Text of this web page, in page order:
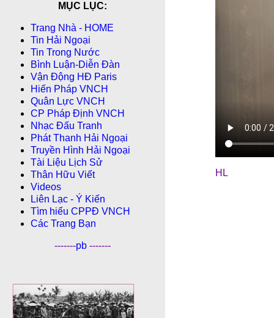
MỤC LỤC:
Trang Nhà - HOME
Tin Hải Ngoại
Tin Trong Nước
Bình Luận-Diễn Ðàn
Vận Động HĐ Paris
Hiến Pháp VNCH
Quân Lực VNCH
CP Pháp Ðịnh VNCH
Nhạc Đấu Tranh
Phát Thanh Hải Ngoại
Truyền Hình Hải Ngoại
Tài Liệu Lịch Sử
Thân Hữu Viết
Videos
Liên Lạc - Ý Kiến
Tìm hiểu CPPÐ VNCH
Các Trang Bạn
-------pb -------
HL